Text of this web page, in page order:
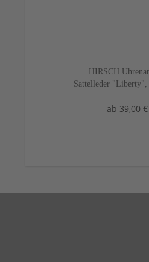
HIRSCH
Sattelleder "Liberty",
ab 39,00